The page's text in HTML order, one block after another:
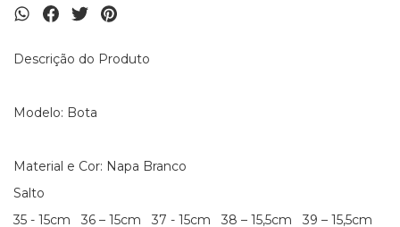
Descrição do Produto
Modelo: Bota
Material e Cor: Napa Branco
Salto
35 - 15cm 36 – 15cm 37 - 15cm 38 – 15,5cm 39 – 15,5cm